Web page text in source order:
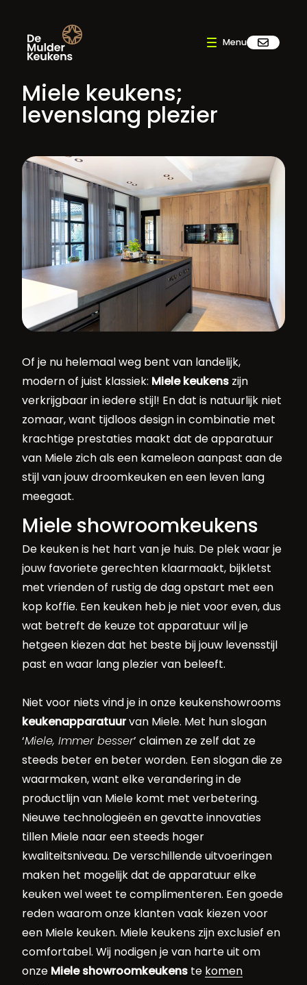
Miele keukens;
levenslang plezier
Of je nu helemaal weg bent van landelijk,
modern of juist klassiek: Miele keukens zijn
verkrijgbaar in iedere stijl! En dat is natuurlijk niet
zomaar, want tijdloos design in combinatie met
krachtige prestaties maakt dat de apparatuur
van Miele zich als een kameleon aanpast aan de
stijl van jouw droomkeuken en een leven lang
meegaat.
Miele showroomkeukens
De keuken is het hart van je huis. De plek waar je
jouw favoriete gerechten klaarmaakt, bijkletst
met vrienden of rustig de dag opstart met een
kop koffie. Een keuken heb je niet voor even, dus
wat betreft de keuze tot apparatuur wil je
hetgeen kiezen dat het beste bij jouw levensstijl
past en waar lang plezier van beleeft.
Niet voor niets vind je in onze keukenshowrooms
keukenapparatuurvan Miele. Met hun slogan
‘Miele, Immer besser’ claimen ze zelf dat ze
steeds beter en beter worden. Een slogan die ze
waarmaken, want elke verandering in de
productlijn van Miele komt met verbetering.
Nieuwe technologieën en gevatte innovaties
tillen Miele naar een steeds hoger
kwaliteitsniveau. De verschillende uitvoeringen
maken het mogelijk dat de apparatuur elke
keuken wel weet te complimenteren. Een goede
reden waarom onze klanten vaak kiezen voor
een Miele keuken. Miele keukens zijn exclusief en
comfortabel. Wij nodigen je van harte uit om
onze Miele showroomkeukens te komen